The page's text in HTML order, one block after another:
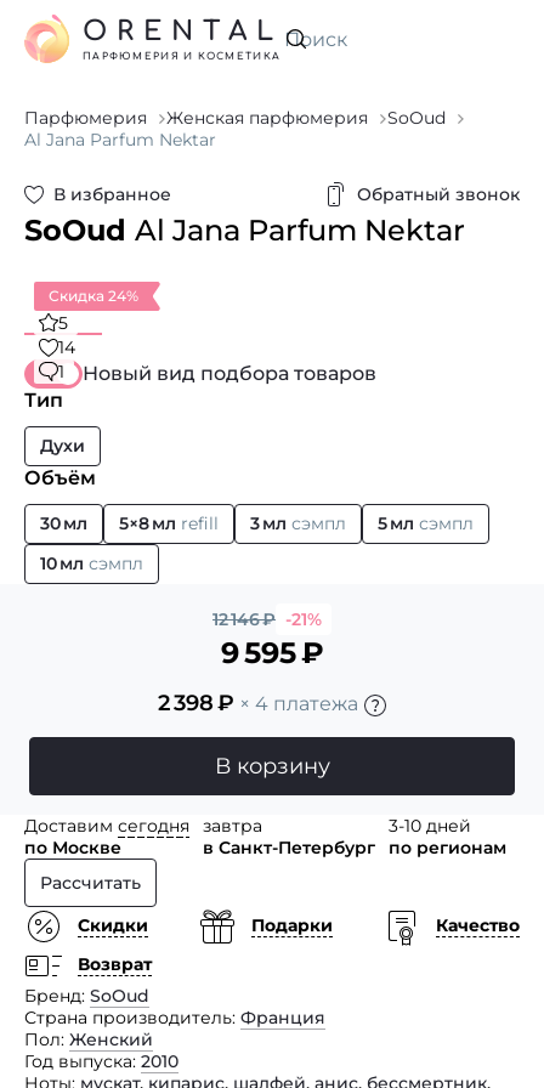
Искать
ORENTAL
ПАРФЮМЕРИЯ И КОСМЕТИКА
Парфюмерия Женская парфюмерия
SoOud
Al Jana Parfum Nektar
В избранное Обратный звонок
SoOud Al Jana Parfum Nektar
Скидка 24%
5
14
1
Новый вид подбора товаров
Тип
Духи
Объём
30 мл 5×8 мл refill 3 мл сэмпл 5 мл сэмпл
10 мл сэмпл
12 146₽ -21%
9 595₽
2 398₽ × 4 платежа
В корзину
Доставим сегодня
по Москве
завтра
в Санкт-Петербург
3-10 дней
по регионам
Рассчитать
Скидки
Подарки
Качество
Возврат
Бренд SoOud
Страна производитель Франция
Пол Женский
Год выпуска 2010
Ноты мускат, кипарис, шалфей, анис, бессмертник,